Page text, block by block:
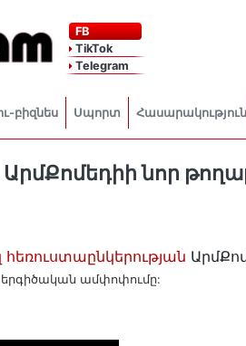
FB
TikTok
Telegram
բիզնես Սպորտ Հասարակություն
նոր
հեռուստաընկերության
ամփոփումը: